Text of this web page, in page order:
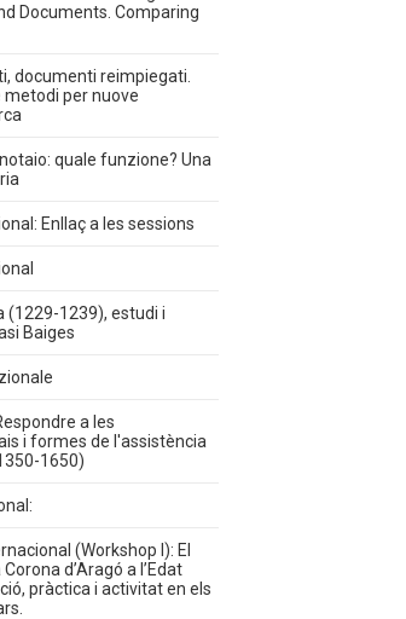
Documents. Comparing
documenti reimpiegati.
metodi per nuove
quale funzione? Una
Enllaç a les sessions
(1229-1239), estudi i
Baiges
a les
i formes de l'assistència
1650)
(Workshop I): El
d’Aragó a l’Edat
pràctica i activitat en els